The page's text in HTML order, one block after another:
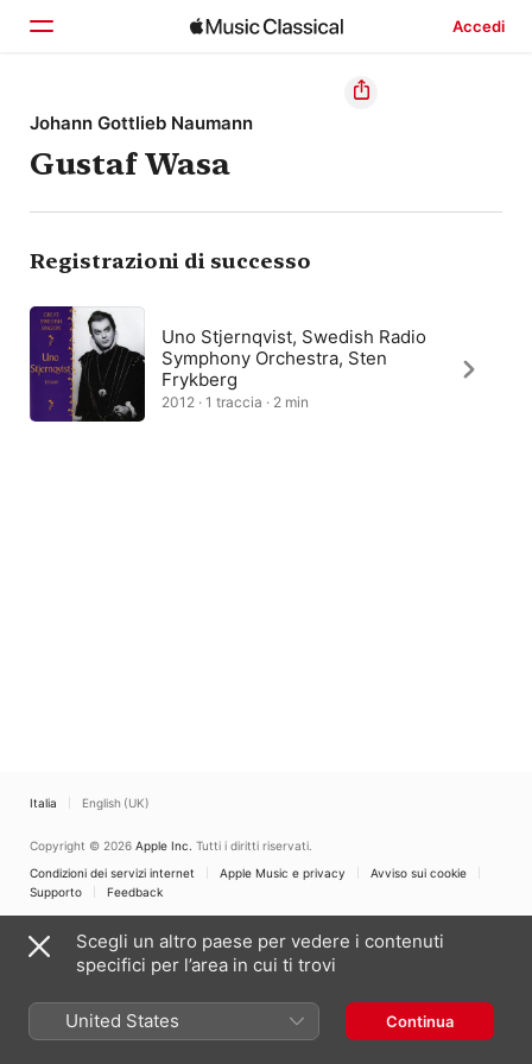
Accedi
Home
Scopri
Cerca
Johann Gottlieb Naumann
Gustaf Wasa
Registrazioni di successo
Uno Stjernqvist, Swedish Radio
Symphony Orchestra, Sten
Frykberg
2012 · 1 traccia · 2 min
Italia English (UK)
Copyright © 2026 Apple Inc. Tutti i diritti riservati.
Condizioni dei servizi internet
Apple Music e privacy
Avviso sui cookie
Supporto
Feedback
Scegli un altro paese per vedere i contenuti
specifici per l’area in cui ti trovi
United States Continua